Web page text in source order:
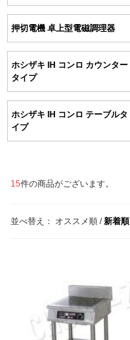
押切電機 卓上型電磁調理器
ホシザキ IH コンロ カウンター
タイプ
ホシザキ IH コンロ テーブルタ
イプ
15件の商品がございます。
並べ替え： オススメ順 /新着順